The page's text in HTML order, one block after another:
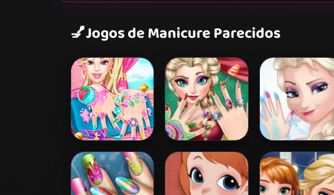
💅Jogos de Manicure Parecidos
Barbie Nails Spa Elsa Christmas
Manicure
Elsa Great
Manicure